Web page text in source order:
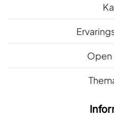
Open